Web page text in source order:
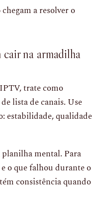
a resolver o
na armadilha
trate como
lista de canais. Use
estabilidade, qualidade
mental. Para
o que falhou durante o
consistência quando